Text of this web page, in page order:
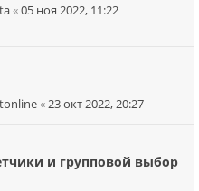
«05 ноя 2022, 11:22
«23 окт 2022, 20:27
и групповой выбор